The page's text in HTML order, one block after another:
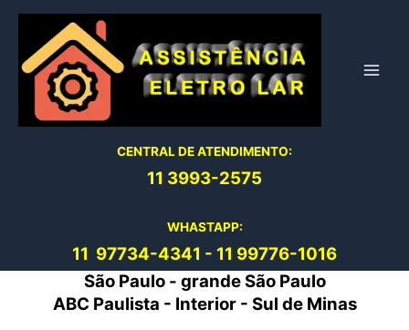
conteúdo
CENTRAL DE ATENDIMENTO:
11 3993-2575
WHASTAPP:
11 97734-4341 - 11 99776-1016
São Paulo - grande São Paulo
ABC Paulista - Interior - Sul de Minas